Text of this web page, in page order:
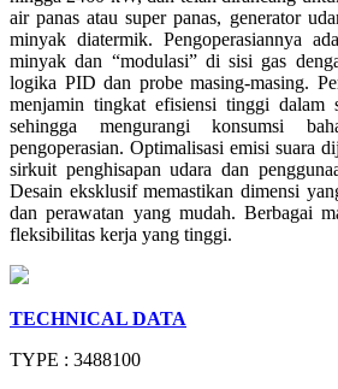
air panas atau super panas, generator
minyak diatermik. Pengoperasiannya
minyak dan “modulasi” di sisi gas
logika PID dan probe masing-masing.
menjamin tingkat efisiensi tinggi dalam
sehingga mengurangi konsumsi
pengoperasian. Optimalisasi emisi suara
sirkuit penghisapan udara dan
Desain eksklusif memastikan dimensi
dan perawatan yang mudah. Berbagai
fleksibilitas kerja yang tinggi.
TECHNICAL DATA
TYPE : 3488100